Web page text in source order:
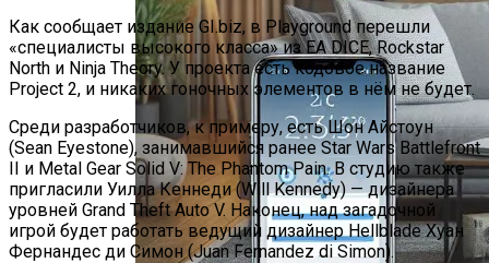
Глобальным Потеплением
Как сообщает издание GI.biz, в Playground перешли
«специалисты высокого класса» из EA DICE, Rockstar
North и Ninja Theory. У проекта есть кодовое название
Project 2, и никаких гоночных элементов в нём не будет.
Среди разработчиков, к примеру, есть Шон Айстоун
(Sean Eyestone), занимавшийся ранее Star Wars Battlefront
II и Metal Gear Solid V: The Phantom Pain. В студию также
пригласили Уилла Кеннеди (Will Kennedy) — дизайнера
уровней Grand Theft Auto V. Наконец, над загадочной
игрой будет работать ведущий дизайнер Hellblade Хуан
Фернандес ди Симон (Juan Fernandez di Simon).